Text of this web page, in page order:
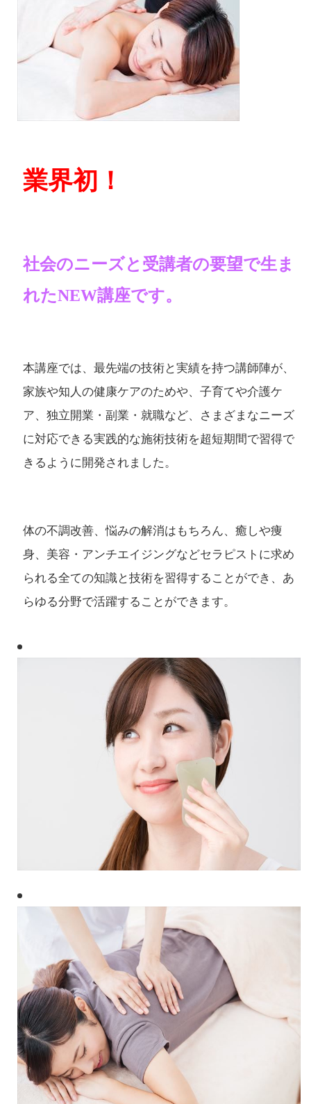
業界初！
社会のニーズと受講者の要望で生ま
れたNEW講座です。
本講座では、最先端の技術と実績を持つ講師陣が、
家族や知人の健康ケアのためや、子育てや介護ケ
ア、独立開業・副業・就職など、さまざまなニーズ
に対応できる実践的な施術技術を超短期間で習得で
きるように開発されました。
体の不調改善、悩みの解消はもちろん、癒しや痩
身、美容・アンチエイジングなどセラピストに求め
られる全ての知識と技術を習得することができ、あ
らゆる分野で活躍することができます。